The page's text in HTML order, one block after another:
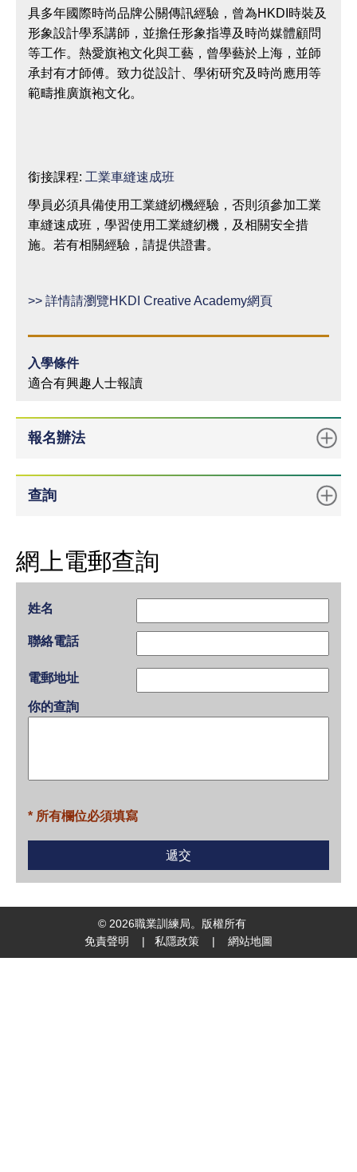
具多年國際時尚品牌公關傳訊經驗，曾為HKDI時裝及
形象設計學系講師，並擔任形象指導及時尚媒體顧問
等工作。熱愛旗袍文化與工藝，曾學藝於上海，並師
承封有才師傅。致力從設計、學術研究及時尚應用等
範疇推廣旗袍文化。
銜接課程: 工業車縫速成班
學員必須具備使用工業縫紉機經驗，否則須參加工業
車縫速成班，學習使用工業縫紉機，及相關安全措
施。若有相關經驗，請提供證書。
>> 詳情請瀏覽HKDI Creative Academy網頁
入學條件
適合有興趣人士報讀
報名辦法
查詢
網上電郵查詢
姓名
聯絡電話
電郵地址
你的查詢
* 所有欄位必須填寫
© 2026職業訓練局。版權所有
免責聲明
| 私隱政策 | 網站地圖